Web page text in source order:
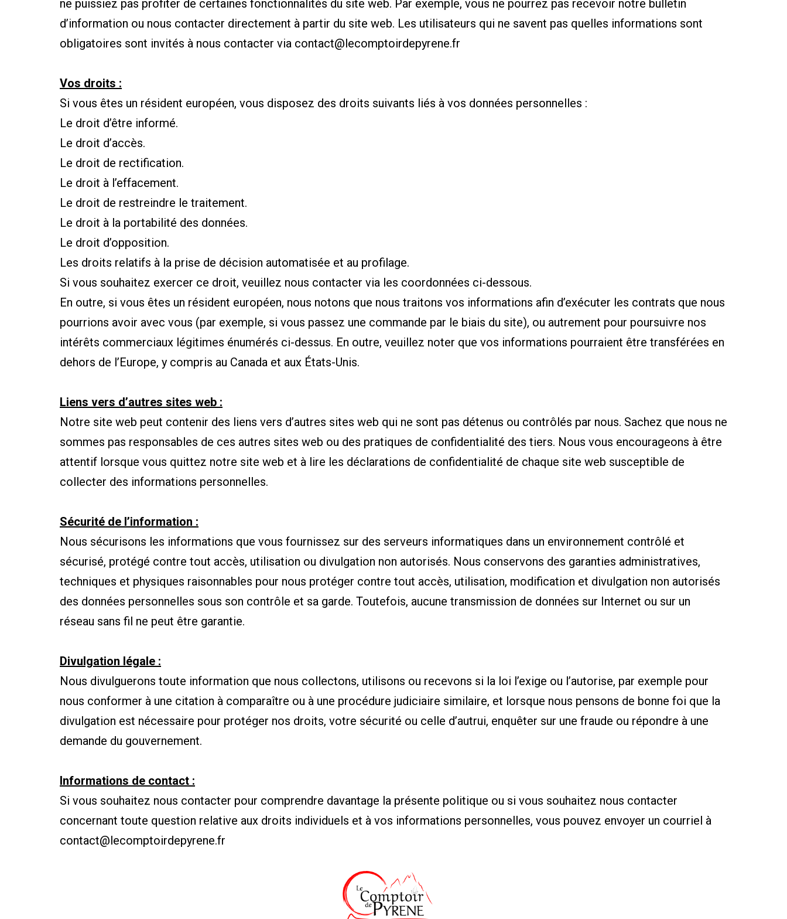
ne puissiez pas profiter de certaines fonctionnalités du site web. Par exemple, vous ne pourrez pas recevoir notre bulletin
d’information ou nous contacter directement à partir du site web. Les utilisateurs qui ne savent pas quelles informations sont
obligatoires sont invités à nous contacter via contact@lecomptoirdepyrene.fr
Vos droits :
Si vous êtes un résident européen, vous disposez des droits suivants liés à vos données personnelles :
Le droit d’être informé.
Le droit d’accès.
Le droit de rectification.
Le droit à l’effacement.
Le droit de restreindre le traitement.
Le droit à la portabilité des données.
Le droit d’opposition.
Les droits relatifs à la prise de décision automatisée et au profilage.
Si vous souhaitez exercer ce droit, veuillez nous contacter via les coordonnées ci-dessous.
En outre, si vous êtes un résident européen, nous notons que nous traitons vos informations afin d’exécuter les contrats que nous
pourrions avoir avec vous (par exemple, si vous passez une commande par le biais du site), ou autrement pour poursuivre nos
intérêts commerciaux légitimes énumérés ci-dessus. En outre, veuillez noter que vos informations pourraient être transférées en
dehors de l’Europe, y compris au Canada et aux États-Unis.
Liens vers d’autres sites web :
Notre site web peut contenir des liens vers d’autres sites web qui ne sont pas détenus ou contrôlés par nous. Sachez que nous ne
sommes pas responsables de ces autres sites web ou des pratiques de confidentialité des tiers. Nous vous encourageons à être
attentif lorsque vous quittez notre site web et à lire les déclarations de confidentialité de chaque site web susceptible de
collecter des informations personnelles.
Sécurité de l’information :
Nous sécurisons les informations que vous fournissez sur des serveurs informatiques dans un environnement contrôlé et
sécurisé, protégé contre tout accès, utilisation ou divulgation non autorisés. Nous conservons des garanties administratives,
techniques et physiques raisonnables pour nous protéger contre tout accès, utilisation, modification et divulgation non autorisés
des données personnelles sous son contrôle et sa garde. Toutefois, aucune transmission de données sur Internet ou sur un
réseau sans fil ne peut être garantie.
Divulgation légale :
Nous divulguerons toute information que nous collectons, utilisons ou recevons si la loi l’exige ou l’autorise, par exemple pour
nous conformer à une citation à comparaître ou à une procédure judiciaire similaire, et lorsque nous pensons de bonne foi que la
divulgation est nécessaire pour protéger nos droits, votre sécurité ou celle d’autrui, enquêter sur une fraude ou répondre à une
demande du gouvernement.
Informations de contact :
Si vous souhaitez nous contacter pour comprendre davantage la présente politique ou si vous souhaitez nous contacter
concernant toute question relative aux droits individuels et à vos informations personnelles, vous pouvez envoyer un courriel à
contact@lecomptoirdepyrene.fr